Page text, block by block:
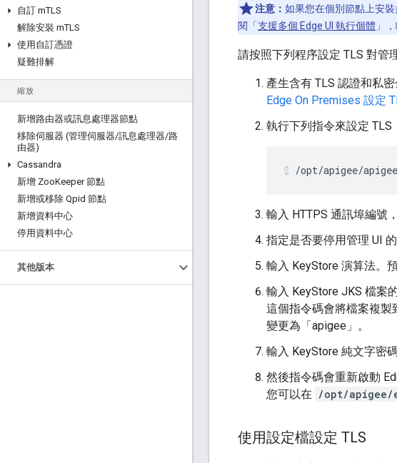
自訂 mTLS
解除安裝 mTLS
使用自訂憑證
疑難排解
縮放
新增路由器或訊息處理器節點
移除伺服器 (管理伺服器/訊息處理器/路
由器)
Cassandra
新增 ZooKeeper 節點
新增或移除 Qpid 節點
新增資料中心
停用資料中心
其他版本
注意： 如果您在個別節點上安
閱「 支援多個 Edge UI 執行個體 」
請按照下列程序設定 TLS 對管
產生含有 TLS 認證和私
Edge On Premises 設定
執行下列指令來設定 TLS
/opt/apigee/
輸入 HTTPS 通訊埠編號
指定是否要停用管理 UI
輸入 KeyStore 演算法。
輸入 KeyStore JKS 檔案
這個指令碼會將檔案複製
變更為「apigee」。
輸入 KeyStore 純文字密碼
然後指令碼會重新啟動
您可以在 /opt/apigee/
使用設定檔設定 TLS